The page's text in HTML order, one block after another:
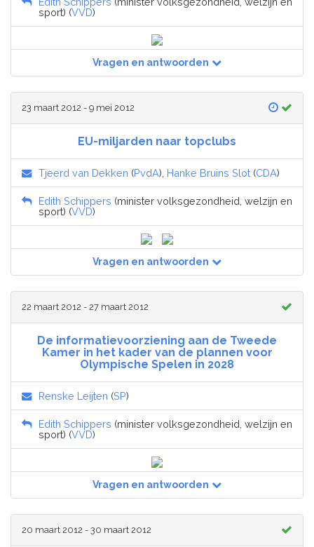
sport) (VVD)
Vragen en antwoorden
23 maart 2012 - 9 mei 2012
EU-miljarden naar topclubs
Tjeerd van Dekken (PvdA), Hanke Bruins Slot (CDA)
Edith Schippers (minister volksgezondheid, welzijn en
sport) (VVD)
Vragen en antwoorden
22 maart 2012 - 27 maart 2012
De informatievoorziening aan de Tweede
Kamer in het kader van de plannen voor
Olympische Spelen in 2028
Renske Leijten (SP)
Edith Schippers (minister volksgezondheid, welzijn en
sport) (VVD)
Vragen en antwoorden
20 maart 2012 - 30 maart 2012